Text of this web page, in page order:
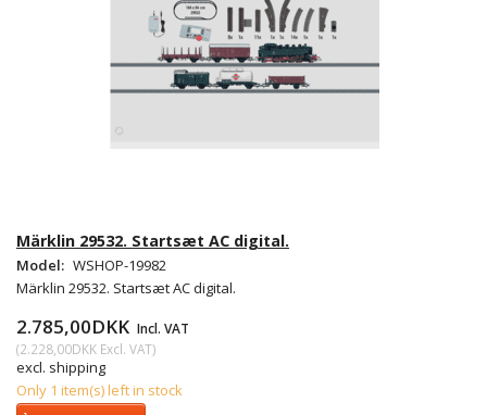
Märklin 29532. Startsæt AC digital.
Model: WSHOP-19982
Märklin 29532. Startsæt AC digital.
2.785,00DKK Incl. VAT
(2.228,00DKK Excl. VAT)
excl. shipping
Only 1 item(s) left in stock